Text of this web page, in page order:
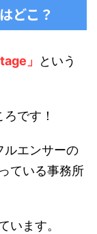
どこ？
」
という
です！
ルエンサーの
ている事務所
います。